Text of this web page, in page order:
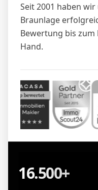
Seit 2001 haben
Braunlage
Bewertung bis
Hand.
16.500+